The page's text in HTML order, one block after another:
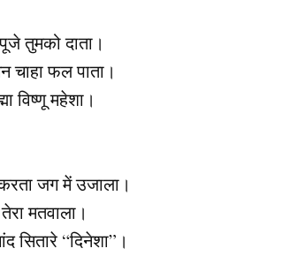
तुमको दाता।
चाहा फल पाता।
विष्णू महेशा।
जग में उजाला।
मतवाला।
“दिनेशा”।